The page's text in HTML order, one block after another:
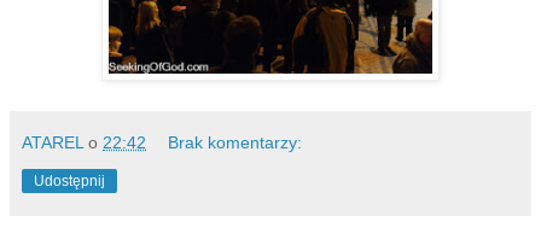
ATAREL o 22:42 Brak komentarzy:
Udostępnij